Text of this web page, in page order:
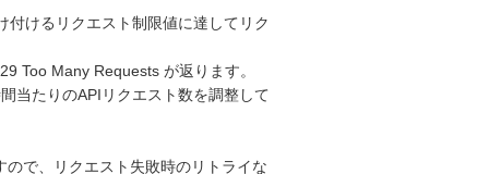
付けるリクエスト制限値に達してリク
Too Many Requests が返ります。
当たりのAPIリクエスト数を調整して
で、リクエスト失敗時のリトライな